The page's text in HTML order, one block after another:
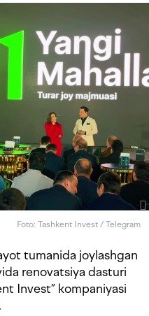
Foto: Tashkent Invest / Telegram
tumanida joylashgan
renovatsiya dasturi
Invest” kompaniyasi
.